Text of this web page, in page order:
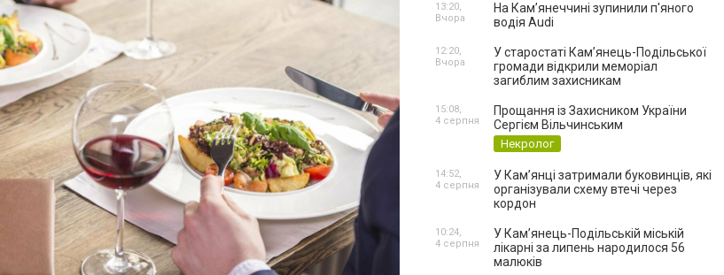
На Камʼянеччині зупинили п'яного
водія Audi
13:20,
Вчора
У старостаті Кам’янець-Подільської
громади відкрили меморіал
загиблим захисникам
12:20,
Вчора
Прощання із Захисником України
Сергієм Вільчинським
Некролог
15:08,
4 серпня
У Кам’янці затримали буковинців, які
організували схему втечі через
кордон
14:52,
4 серпня
У Кам’янець-Подільській міській
лікарні за липень народилося 56
малюків
10:24,
4 серпня